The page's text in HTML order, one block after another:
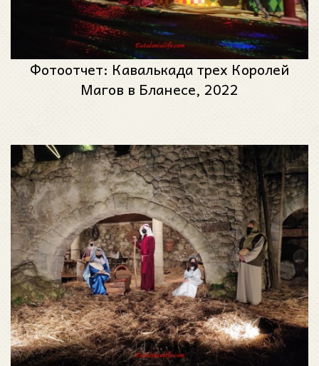
Фотоотчет: Кавалькада трех Королей
Магов в Бланесе, 2022